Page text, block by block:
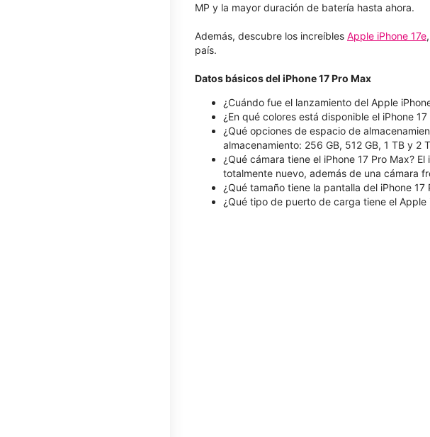
MP y la mayor duración de batería hasta ahora.
Además, descubre los increíbles Apple iPhone 17e,
país.
Datos básicos del iPhone 17 Pro Max
¿Cuándo fue el lanzamiento del Apple
¿En qué colores está disponible el iPhone
¿Qué opciones de espacio de
almacenamiento: 256 GB, 512 GB, 1 TB y 2
¿Qué cámara tiene el iPhone 17 Pro Max?
totalmente nuevo, además de una cámara
¿Qué tamaño tiene la pantalla del iPhone
¿Qué tipo de puerto de carga tiene el Apple